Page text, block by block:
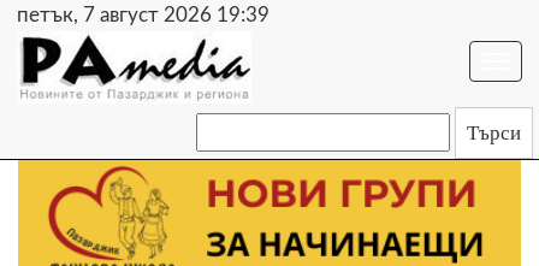
петък, 7 август 2026 19:39